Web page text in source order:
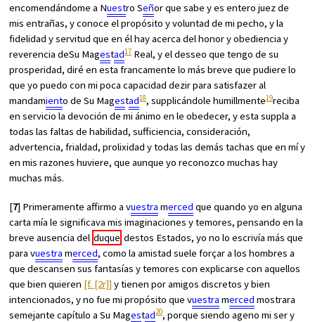
encomendándome a Nuestro Señor que sabe y es entero juez de
mis entrañas, y conoce el propósito y voluntad de mi pecho, y la
fidelidad y servitud que en él hay acerca del honor y obediencia y
reverencia deSu Magestad17Real, y el desseo que tengo de su
prosperidad, diré en esta francamente lo más breve que pudiere lo
que yo puedo con mi poca capacidad dezir para satisfazer al
mandamiento de Su Magestad18, supplicándole humillmente19reciba
en servicio la devoción de mi ánimo en le obedecer, y esta suppla a
todas las faltas de habilidad, sufficiencia, consideración,
advertencia, frialdad, prolixidad y todas las demás tachas que en mí y
en mis razones huviere, que aunque yo reconozco muchas hay
muchas más.
[7] Primeramente affirmo a vuestra merced que quando yo en alguna
carta mía le significava mis imaginaciones y temores, pensando en la
breve ausencia del duque destos Estados, yo no lo escrivía más que
para vuestra merced, como la amistad suele forçar a los hombres a
que descansen sus fantasías y temores con explicarse con aquellos
que bien quieren [f. [2r]] y tienen por amigos discretos y bien
intencionados, y no fue mi propósito que vuestra merced mostrara
semejante capítulo a Su Magestad20, porque siendo ageno mi ser y